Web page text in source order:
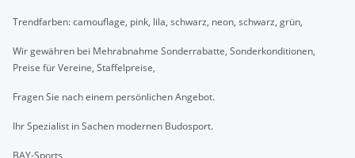
Trendfarben: camouflage, pink, lila, schwarz, neon, schwarz, grün,
Wir gewähren bei Mehrabnahme Sonderrabatte, Sonderkonditionen,
Preise für Vereine, Staffelpreise,
Fragen Sie nach einem persönlichen Angebot.
Ihr Spezialist in Sachen modernen Budosport.
BAY-Sports